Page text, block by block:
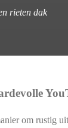
rieten dak
om rustig